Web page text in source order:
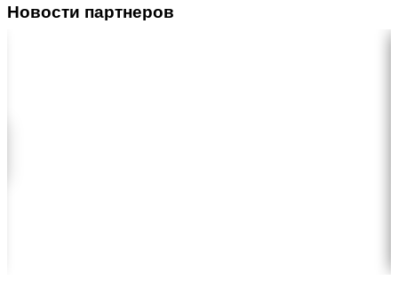
Новости партнеров